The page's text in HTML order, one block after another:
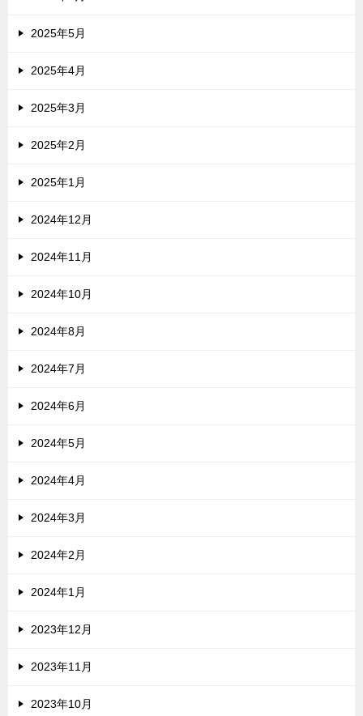
2025年5月
2025年4月
2025年3月
2025年2月
2025年1月
2024年12月
2024年11月
2024年10月
2024年8月
2024年7月
2024年6月
2024年5月
2024年4月
2024年3月
2024年2月
2024年1月
2023年12月
2023年11月
2023年10月